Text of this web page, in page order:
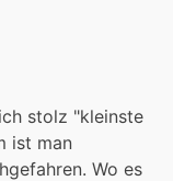
stolz "kleinste
ist man
Wo es